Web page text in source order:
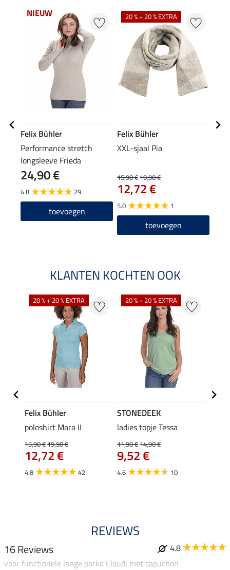
NIEUW
Felix Bühler
Performance stretch
longsleeve Frieda
24,90 €
4.8 29
toevoegen
20 % + 20 % EXTRA
Felix Bühler
XXL-sjaal Pia
15,90 €19,90 €
12,72 €
5.0 1
toevoegen
KLANTEN KOCHTEN OOK
20 % + 20 % EXTRA
Felix Bühler
poloshirt Mara II
15,90 €19,90 €
12,72 €
4.8 42
20 % + 20 % EXTRA
STONEDEEK
ladies topje Tessa
11,90 €14,90 €
9,52 €
4.6 10
REVIEWS
16 Reviews
4.8
voor functionele lange parka Claudi met capuchon